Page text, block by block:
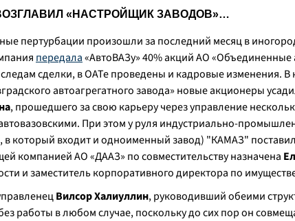
«НАСТРОЙЩИК ЗАВОДОВ»…
пертурбации произошли за последний месяц в
передала«АвтоВАЗу» 40% акций АО
сделки, в ОАТе проведены и кадровые изменения. В
автоагрегатного завода» новые акционеры
, прошедшего за свою карьеру через управление
При этом у руля индустриально-
в который входит и одноименный завод) "КАМАЗ"
компанией АО «ДААЗ» по совместительству назначена
и заместитель корпоративного директора по
Вилсор Халиуллин, руководивший обеими
работы в любом случае, поскольку до сих пор он